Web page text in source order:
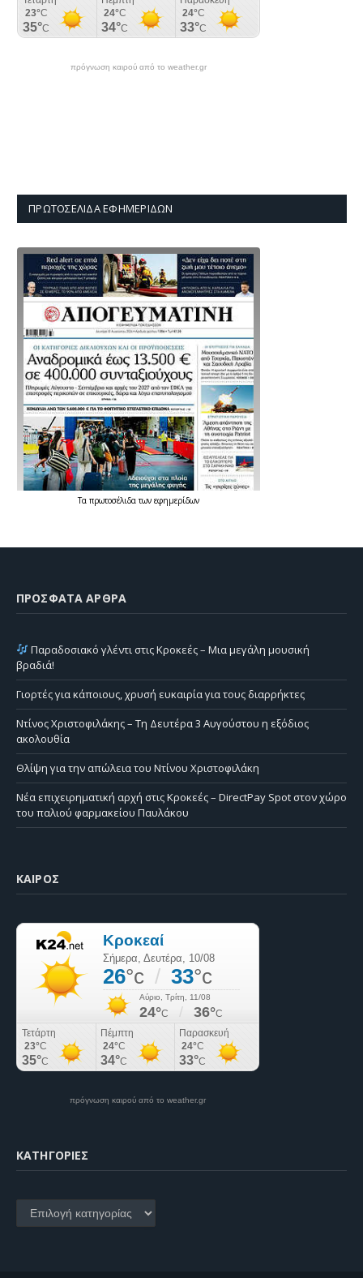
πρόγνωση καιρού από το weather.gr
ΠΡΩΤΟΣΈΛΙΔΑ ΕΦΗΜΕΡΊΔΩΝ
Τα πρωτοσέλιδατων εφημερίδων
ΠΡΌΣΦΑΤΑ ΆΡΘΡΑ
Παραδοσιακό γλέντι στις Κροκεές – Μια μεγάλη μουσική
βραδιά!
Γιορτές για κάποιους, χρυσή ευκαιρία για τους διαρρήκτες
Ντίνος Χριστοφιλάκης – Τη Δευτέρα 3 Αυγούστου η εξόδιος
ακολουθία
Θλίψη για την απώλεια του Ντίνου Χριστοφιλάκη
Νέα επιχειρηματική αρχή στις Κροκεές – DirectPay Spot στον χώρο
του παλιού φαρμακείου Παυλάκου
ΚΑΙΡΌΣ
πρόγνωση καιρού από το weather.gr
KΑΤΗΓΟΡΊΕΣ
Kατηγορίες